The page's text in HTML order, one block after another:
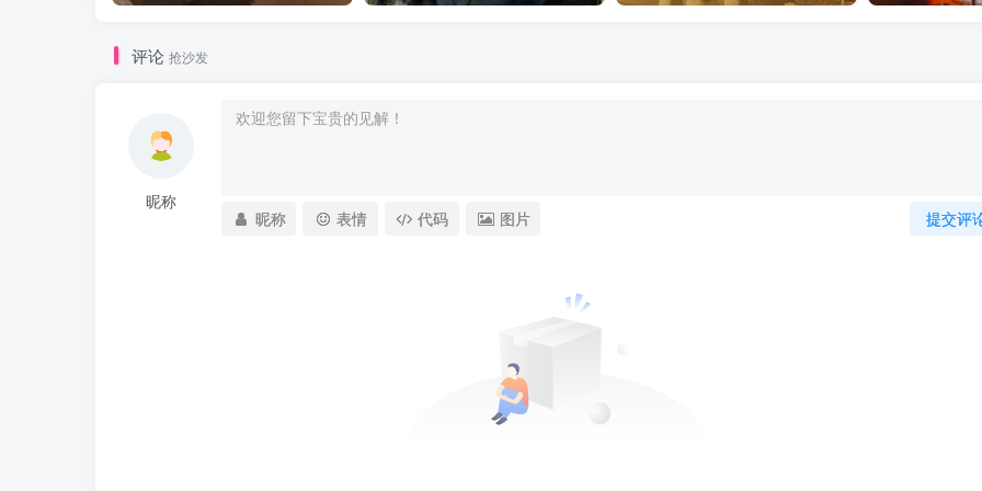
评论 抢沙发
昵称
提交评
昵称 表情 代码 图片